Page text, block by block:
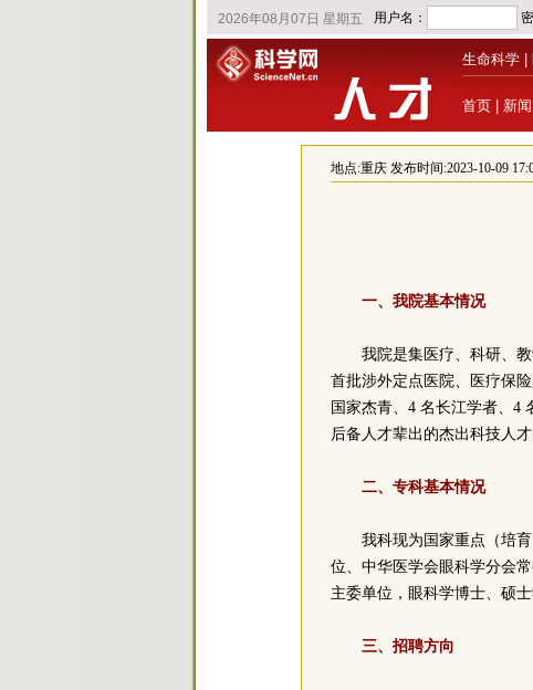
生命科学
首页 新闻
地点:重庆发布时间:2023-10-09
一、我院基本情况
我院是集医疗、科研、
首批涉外定点医院、医疗保
国家杰青、4 名长江学者、4
后备人才辈出的杰出科技人才
二、专科基本情况
我科现为国家重点（培
位、中华医学会眼科学分会
主委单位，眼科学博士、硕
三、招聘方向